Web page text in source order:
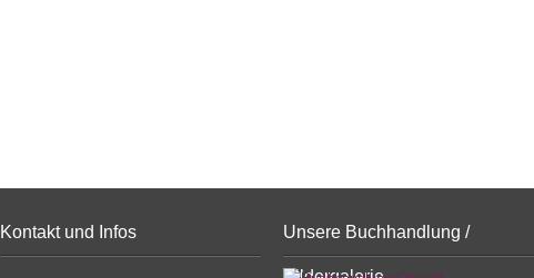
Kontakt und Infos Unsere Buchhandlung /